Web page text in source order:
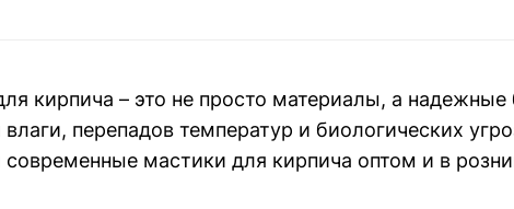
кирпича – это не просто материалы, а
перепадов температур и биологических
мастики для кирпича оптом и в